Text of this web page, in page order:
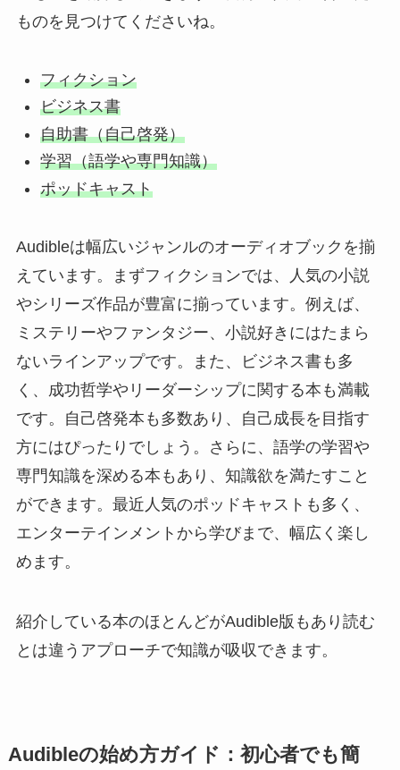
ものを見つけてくださいね。
フィクション
ビジネス書
自助書（自己啓発）
学習（語学や専門知識）
ポッドキャスト
Audibleは幅広いジャンルのオーディオブックを揃
えています。まずフィクションでは、人気の小説
やシリーズ作品が豊富に揃っています。例えば、
ミステリーやファンタジー、小説好きにはたまら
ないラインアップです。また、ビジネス書も多
く、成功哲学やリーダーシップに関する本も満載
です。自己啓発本も多数あり、自己成長を目指す
方にはぴったりでしょう。さらに、語学の学習や
専門知識を深める本もあり、知識欲を満たすこと
ができます。最近人気のポッドキャストも多く、
エンターテインメントから学びまで、幅広く楽し
めます。
紹介している本のほとんどがAudible版もあり読む
とは違うアプローチで知識が吸収できます。
Audibleの始め方ガイド：初心者でも簡